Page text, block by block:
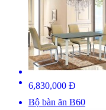
6,830,000 Đ
Bộ bàn ăn B60